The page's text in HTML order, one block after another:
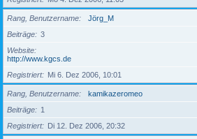
Rang, Benutzername
Jörg_M
Beiträge
3
Website
http://www.kgcs.de
Registriert
Mi 6. Dez 2006, 10:01
Rang, Benutzername
kamikazeromeo
Beiträge
1
Registriert
Di 12. Dez 2006, 20:32